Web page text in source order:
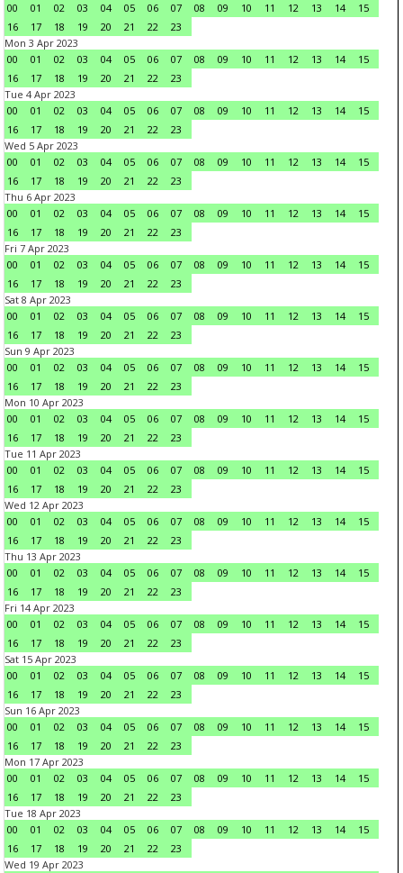
00
01 02 03 04 05 06 07 08 09 10 11 12 13 14
15
16
17 18 19 20 21 22
23
Mon 3 Apr 2023
00
01 02 03 04 05 06 07 08 09 10 11 12 13 14
15
16
17 18 19 20 21 22
23
Tue 4 Apr 2023
00
01 02 03 04 05 06 07 08 09 10 11 12 13 14
15
16
17 18 19 20 21 22
23
Wed 5 Apr 2023
00
01 02 03 04 05 06 07 08 09 10 11 12 13 14
15
16
17 18 19 20 21 22
23
Thu 6 Apr 2023
00
01 02 03 04 05 06 07 08 09 10 11 12 13 14
15
16
17 18 19 20 21 22
23
Fri 7 Apr 2023
00
01 02 03 04 05 06 07 08 09 10 11 12 13 14
15
16
17 18 19 20 21 22
23
Sat 8 Apr 2023
00
01 02 03 04 05 06 07 08 09 10 11 12 13 14
15
16
17 18 19 20 21 22
23
Sun 9 Apr 2023
00
01 02 03 04 05 06 07 08 09 10 11 12 13 14
15
16
17 18 19 20 21 22
23
Mon 10 Apr 2023
00
01 02 03 04 05 06 07 08 09 10 11 12 13 14
15
16
17 18 19 20 21 22
23
Tue 11 Apr 2023
00
01 02 03 04 05 06 07 08 09 10 11 12 13 14
15
16
17 18 19 20 21 22
23
Wed 12 Apr 2023
00
01 02 03 04 05 06 07 08 09 10 11 12 13 14
15
16
17 18 19 20 21 22
23
Thu 13 Apr 2023
00
01 02 03 04 05 06 07 08 09 10 11 12 13 14
15
16
17 18 19 20 21 22
23
Fri 14 Apr 2023
00
01 02 03 04 05 06 07 08 09 10 11 12 13 14
15
16
17 18 19 20 21 22
23
Sat 15 Apr 2023
00
01 02 03 04 05 06 07 08 09 10 11 12 13 14
15
16
17 18 19 20 21 22
23
Sun 16 Apr 2023
00
01 02 03 04 05 06 07 08 09 10 11 12 13 14
15
16
17 18 19 20 21 22
23
Mon 17 Apr 2023
00
01 02 03 04 05 06 07 08 09 10 11 12 13 14
15
16
17 18 19 20 21 22
23
Tue 18 Apr 2023
00
01 02 03 04 05 06 07 08 09 10 11 12 13 14
15
16
17 18 19 20 21 22
23
Wed 19 Apr 2023